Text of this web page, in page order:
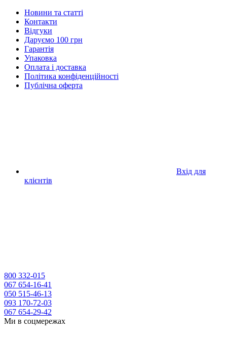
Новини та статті
Контакти
Відгуки
Даруємо 100 грн
Гарантія
Упаковка
Оплата і доставка
Політика конфіденційності
Публічна оферта
Вхід для
клієнтів
800 332-015
067 654-16-41
050 515-46-13
093 170-72-03
067 654-29-42
Ми в соцмережах